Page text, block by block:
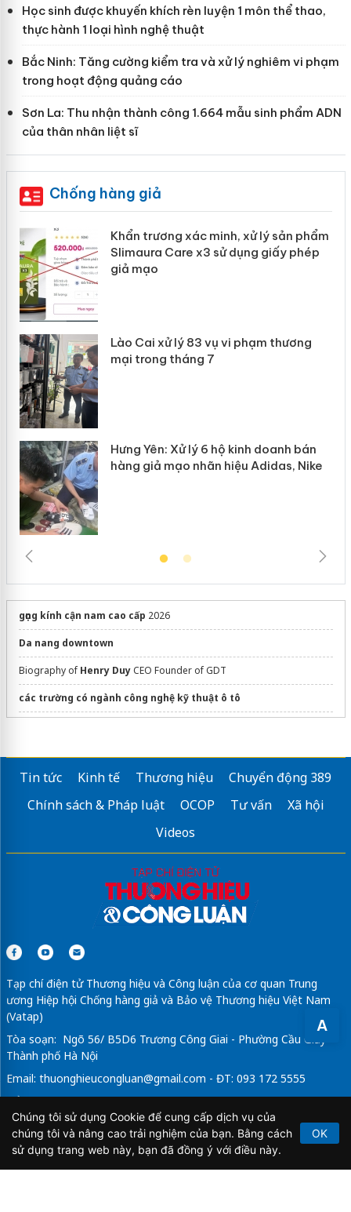
A
Học sinh được khuyến khích rèn luyện 1 môn thể thao,
thực hành 1 loại hình nghệ thuật
Bắc Ninh: Tăng cường kiểm tra và xử lý nghiêm vi phạm
trong hoạt động quảng cáo
Sơn La: Thu nhận thành công 1.664 mẫu sinh phẩm ADN
của thân nhân liệt sĩ
Chống hàng giả
Khẩn trương xác minh, xử lý sản phẩm
Slimaura Care x3 sử dụng giấy phép
giả mạo
Lào Cai xử lý 83 vụ vi phạm thương
mại trong tháng 7
Hưng Yên: Xử lý 6 hộ kinh doanh bán
hàng giả mạo nhãn hiệu Adidas, Nike
gọng kính cận nam cao cấp 2026
Da nang downtown
Biography of Henry DuyCEO Founder of GDT
các trường có ngành công nghệ kỹ thuật ô tô
Địa chỉThiết Kế Website Giá Rẻtrọn gói
Mayđồng phục giáo viên mầm non
Xuyenvietmedia.comTPHCM
Sửa máy rửa bát bosch
Tin tức Kinh tế Thương hiệu
Chuyển động 389
Chính sách & Pháp luật
OCOP Tư vấn
Xã hội
Videos
Tạp chí điện tử Thương hiệu và Công luận của cơ quan Trung
ương Hiệp hội Chống hàng giả và Bảo vệ Thương hiệu Việt Nam
(Vatap)
Tòa soạn: Ngõ 56/ B5D6 Trương Công Giai - Phường Cầu Giấy -
Thành phố Hà Nội
Email: thuonghieucongluan@gmail.com - ĐT: 093 172 5555
Tổng Biên Tập: Vũ Đức Thuận
Giấy phép hoạt động báo chí điện tử số 64/GP-BTTTT do Bộ
Thông tin và Truyền thông cấp ngày 21/2/2020.
Chúng tôi sử dụng Cookie để cung cấp dịch vụ của
chúng tôi và nâng cao trải nghiệm của bạn. Bằng cách
sử dụng trang web này, bạn đã đồng ý với điều này.
OK